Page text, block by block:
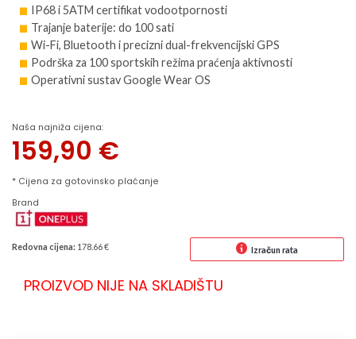
IP68 i 5ATM certifikat vodootpornosti
Trajanje baterije: do 100 sati
Wi-Fi, Bluetooth i precizni dual-frekvencijski GPS
Podrška za 100 sportskih režima praćenja aktivnosti
Operativni sustav Google Wear OS
Naša najniža cijena:
159,90 €
* Cijena za gotovinsko plaćanje
Brand
Redovna cijena: 178.66 € Izračun rata
PROIZVOD NIJE NA SKLADIŠTU